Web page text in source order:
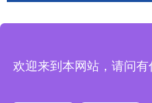
欢迎来到本网站，请问有